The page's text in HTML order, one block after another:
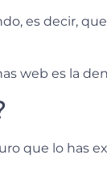
es decir,
web es la
que lo has